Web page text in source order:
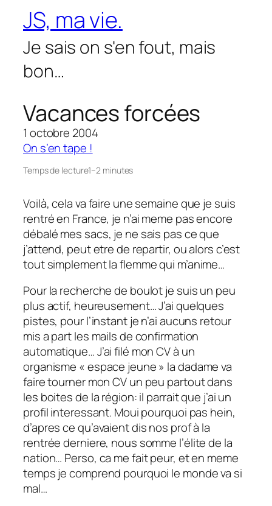
contenu
JS, ma vie.
Je sais on s'en fout, mais
bon…
Vacances forcées
1 octobre 2004
On s’en tape !
Temps de lecture1–2 minutes
Voilà, cela va faire une semaine que je suis
rentré en France, je n’ai meme pas encore
débalé mes sacs, je ne sais pas ce que
j’attend, peut etre de repartir, ou alors c’est
tout simplement la flemme qui m’anime…
Pour la recherche de boulot je suis un peu
plus actif, heureusement… J’ai quelques
pistes, pour l’instant je n’ai aucuns retour
mis a part les mails de confirmation
automatique… J’ai filé mon CV à un
organisme « espace jeune » la dadame va
faire tourner mon CV un peu partout dans
les boites de la région: il parrait que j’ai un
profil interessant. Moui pourquoi pas hein,
d’apres ce qu’avaient dis nos prof à la
rentrée derniere, nous somme l’élite de la
nation… Perso, ca me fait peur, et en meme
temps je comprend pourquoi le monde va si
mal…